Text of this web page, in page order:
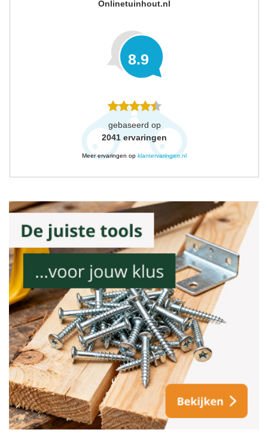
Onlinetuinhout.nl
8.9
gebaseerd op
2041 ervaringen
Meer ervaringen op klantervaringen.nl